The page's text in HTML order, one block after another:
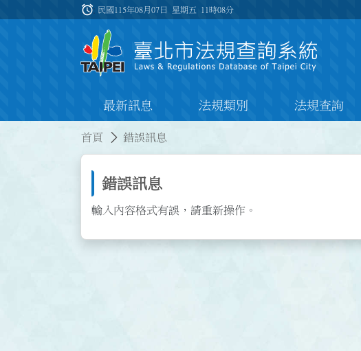
:::
alarm 民國115年08月07日 星期五 11時08分
最新訊息 法規類別 法規查詢
首頁 錯誤訊息
錯誤訊息
輸入內容格式有誤，請重新操作。